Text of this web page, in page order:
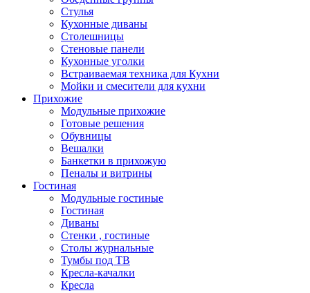
Стулья
Кухонные диваны
Столешницы
Стеновые панели
Кухонные уголки
Встраиваемая техника для Кухни
Мойки и смесители для кухни
Прихожие
Модульные прихожие
Готовые решения
Обувницы
Вешалки
Банкетки в прихожую
Пеналы и витрины
Гостиная
Модульные гостиные
Гостиная
Диваны
Стенки , гостиные
Столы журнальные
Тумбы под ТВ
Кресла-качалки
Кресла